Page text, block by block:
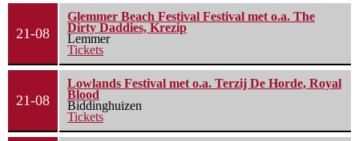
21-08
Glemmer Beach Festival Festival met o.a. The
Dirty Daddies, Krezip
Lemmer
Tickets
21-08
Lowlands Festival met o.a. Terzij De Horde, Royal
Blood
Biddinghuizen
Tickets